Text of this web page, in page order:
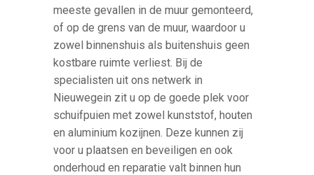
meeste gevallen in de muur gemonteerd,
of op de grens van de muur, waardoor u
zowel binnenshuis als buitenshuis geen
kostbare ruimte verliest. Bij de
specialisten uit ons netwerk in
Nieuwegein zit u op de goede plek voor
schuifpuien met zowel kunststof, houten
en aluminium kozijnen. Deze kunnen zij
voor u plaatsen en beveiligen en ook
onderhoud en reparatie valt binnen hun